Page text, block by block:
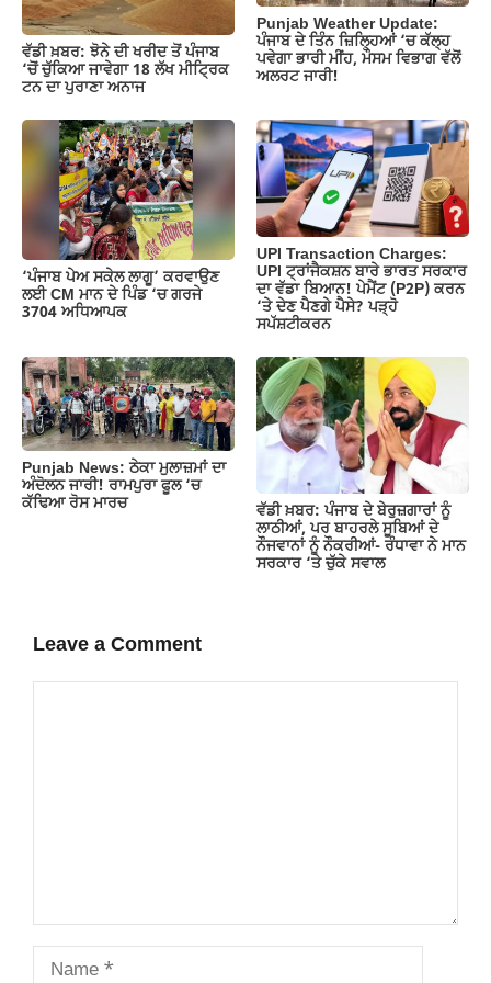
k
ਵੱਡੀ ਖ਼ਬਰ: ਝੋਨੇ ਦੀ ਖਰੀਦ ਤੋਂ ਪੰਜਾਬ
‘ਚੋਂ ਚੁੱਕਿਆ ਜਾਵੇਗਾ 18 ਲੱਖ ਮੀਟ੍ਰਿਕ
ਟਨ ਦਾ ਪੁਰਾਣਾ ਅਨਾਜ
Punjab Weather Update:
ਪੰਜਾਬ ਦੇ ਤਿੰਨ ਜ਼‍ਿਲ੍ਹਿਆਂ ‘ਚ ਕੱਲ੍ਹ
ਪਵੇਗਾ ਭਾਰੀ ਮੀਂਹ, ਮੌਸਮ ਵਿਭਾਗ ਵੱਲੋਂ
ਅਲਰਟ ਜਾਰੀ!
‘ਪੰਜਾਬ ਪੇਅ ਸਕੇਲ ਲਾਗੂ’ ਕਰਵਾਉਣ
ਲਈ CM ਮਾਨ ਦੇ ਪਿੰਡ ‘ਚ ਗਰਜੇ
3704 ਅਧਿਆਪਕ
UPI Transaction Charges:
UPI ਟ੍ਰਾਂਜੈਕਸ਼ਨ ਬਾਰੇ ਭਾਰਤ ਸਰਕਾਰ
ਦਾ ਵੱਡਾ ਬਿਆਨ! ਪੇਮੈਂਟ (P2P) ਕਰਨ
‘ਤੇ ਦੇਣ ਪੈਣਗੇ ਪੈਸੇ? ਪੜ੍ਹੋ
ਸਪੱਸ਼ਟੀਕਰਨ
Punjab News: ਠੇਕਾ ਮੁਲਾਜ਼ਮਾਂ ਦਾ
ਅੰਦੋਲਨ ਜਾਰੀ! ਰਾਮਪੁਰਾ ਫੂਲ ‘ਚ
ਕੱਢਿਆ ਰੋਸ ਮਾਰਚ
ਵੱਡੀ ਖ਼ਬਰ: ਪੰਜਾਬ ਦੇ ਬੇਰੁਜ਼ਗਾਰਾਂ ਨੂੰ
ਲਾਠੀਆਂ, ਪਰ ਬਾਹਰਲੇ ਸੂਬਿਆਂ ਦੇ
ਨੌਜਵਾਨਾਂ ਨੂੰ ਨੌਕਰੀਆਂ- ਰੰਧਾਵਾ ਨੇ ਮਾਨ
ਸਰਕਾਰ ‘ਤੇ ਚੁੱਕੇ ਸਵਾਲ
Leave a Comment
Name